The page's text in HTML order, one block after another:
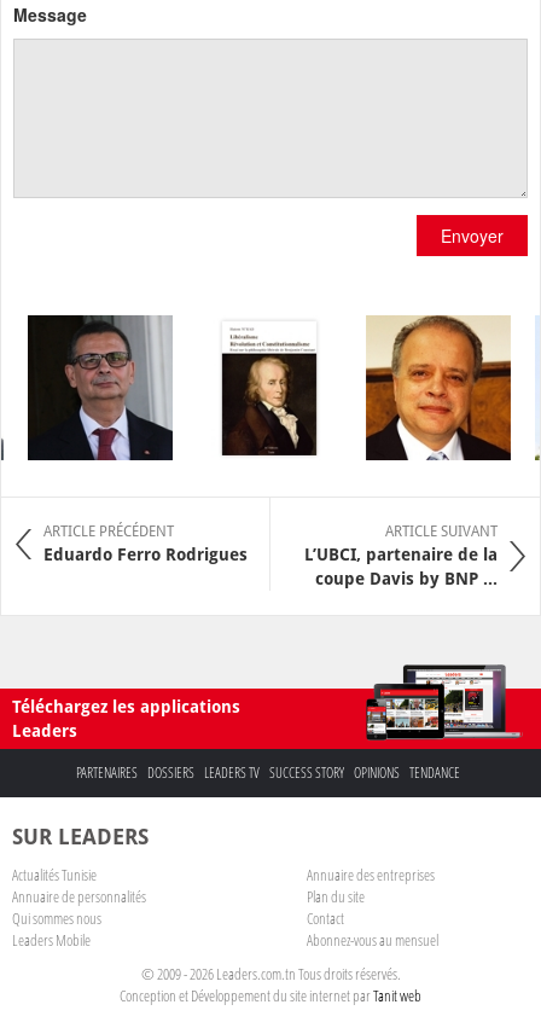
Message
Envoyer
ARTICLE PRÉCÉDENT
Eduardo Ferro Rodrigues
ARTICLE SUIVANT
L’UBCI, partenaire de la
coupe Davis by BNP ...
Téléchargez les applications
Leaders
PARTENAIRES DOSSIERS LEADERS TV SUCCESS STORY OPINIONS TENDANCE
SUR LEADERS
Actualités Tunisie
Annuaire des entreprises
Annuaire de personnalités
Plan du site
Qui sommes nous
Contact
Leaders Mobile
Abonnez-vous au mensuel
© 2009 - 2026 Leaders.com.tn Tous droits réservés.
Conception et Développement du site internet parTanit web